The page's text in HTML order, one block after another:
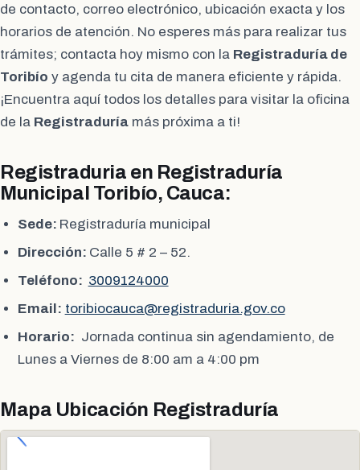
de contacto, correo electrónico, ubicación exacta y los
horarios de atención. No esperes más para realizar tus
trámites; contacta hoy mismo con la Registraduría de
Toribío y agenda tu cita de manera eficiente y rápida.
¡Encuentra aquí todos los detalles para visitar la oficina
de la Registraduría más próxima a ti!
Registraduria en Registraduría
Municipal Toribío, Cauca:
Sede: Registraduría municipal
Dirección: Calle 5 # 2 – 52.
Teléfono: 3009124000
Email: toribiocauca@registraduria.gov.co
Horario: Jornada continua sin agendamiento, de
Lunes a Viernes de 8:00 am a 4:00 pm
Mapa Ubicación Registraduría